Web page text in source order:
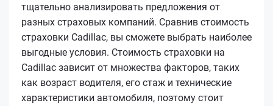
тщательно анализировать предложения от
разных страховых компаний. Сравнив стоимость
страховки Cadillac, вы сможете выбрать наиболее
выгодные условия. Стоимость страховки на
Cadillac зависит от множества факторов, таких
как возраст водителя, его стаж и технические
характеристики автомобиля, поэтому стоит